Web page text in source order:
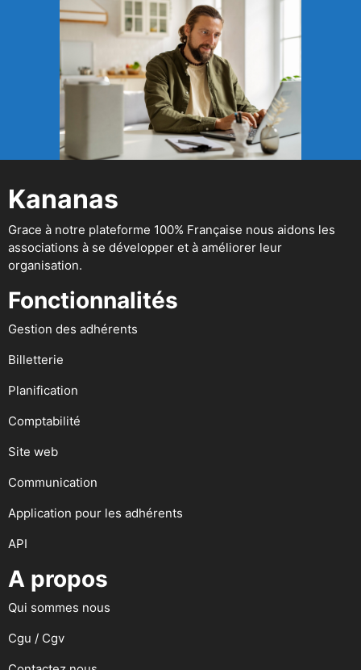
Kananas
Grace à notre plateforme 100% Française nous aidons les
associations à se développer et à améliorer leur
organisation.
Fonctionnalités
Gestion des adhérents
Billetterie
Planification
Comptabilité
Site web
Communication
Application pour les adhérents
API
A propos
Qui sommes nous
Cgu / Cgv